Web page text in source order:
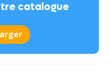
catalogue